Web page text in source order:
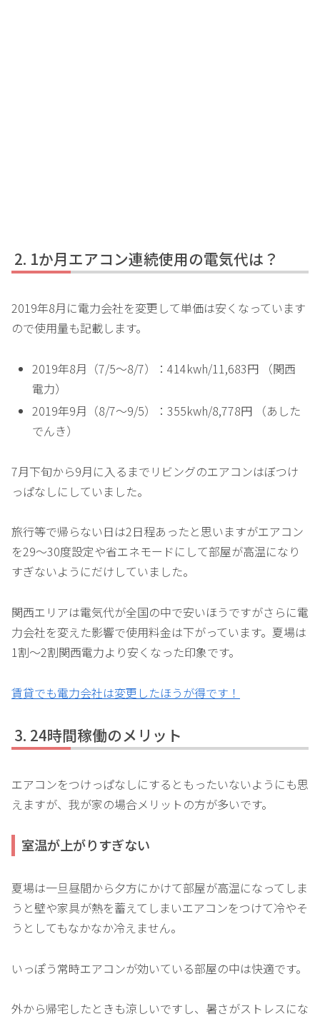
1か月エアコン連続使用の電気代は？
2019年8月に電力会社を変更して単価は安くなっています
ので使用量も記載します。
2019年8月（7/5～8/7）：414kwh/11,683円 （関西
電力）
2019年9月（8/7～9/5）：355kwh/8,778円 （あした
でんき）
7月下旬から9月に入るまでリビングのエアコンはぼつけ
っぱなしにしていました。
旅行等で帰らない日は2日程あったと思いますがエアコン
を29～30度設定や省エネモードにして部屋が高温になり
すぎないようにだけしていました。
関西エリアは電気代が全国の中で安いほうですがさらに電
力会社を変えた影響で使用料金は下がっています。夏場は
1割～2割関西電力より安くなった印象です。
賃貸でも電力会社は変更したほうが得です！
24時間稼働のメリット
エアコンをつけっぱなしにするともったいないようにも思
えますが、我が家の場合メリットの方が多いです。
室温が上がりすぎない
夏場は一旦昼間から夕方にかけて部屋が高温になってしま
うと壁や家具が熱を蓄えてしまいエアコンをつけて冷やそ
うとしてもなかなか冷えません。
いっぽう常時エアコンが効いている部屋の中は快適です。
外から帰宅したときも涼しいですし、暑さがストレスにな